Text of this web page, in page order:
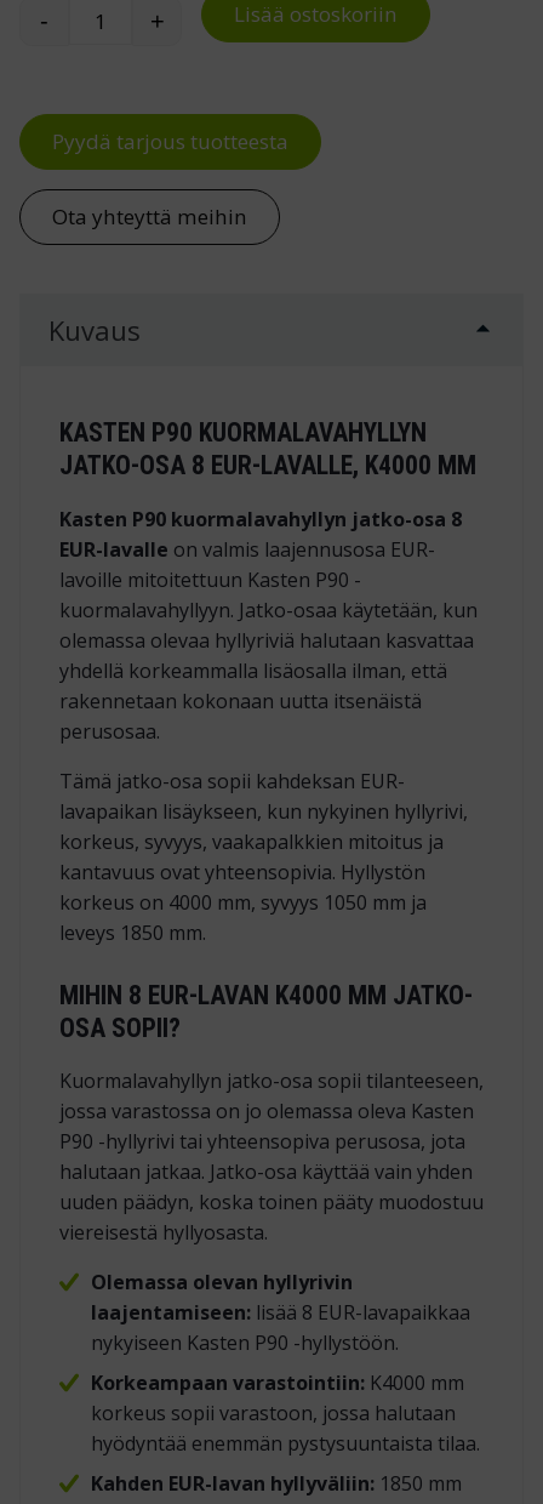
Kuormalavahyllyn jatko-osa 8 EUR-lavalle,
- + Lisää ostoskoriin
Pyydä tarjous tuotteesta
Ota yhteyttä meihin
Kuvaus
KASTEN P90 KUORMALAVAHYLLYN
JATKO-OSA 8 EUR-LAVALLE, K4000 MM
Kasten P90 kuormalavahyllyn jatko-osa 8
EUR-lavalle on valmis laajennusosa EUR-
lavoille mitoitettuun Kasten P90 -
kuormalavahyllyyn. Jatko-osaa käytetään, kun
olemassa olevaa hyllyriviä halutaan kasvattaa
yhdellä korkeammalla lisäosalla ilman, että
rakennetaan kokonaan uutta itsenäistä
perusosaa.
Tämä jatko-osa sopii kahdeksan EUR-
lavapaikan lisäykseen, kun nykyinen hyllyrivi,
korkeus, syvyys, vaakapalkkien mitoitus ja
kantavuus ovat yhteensopivia. Hyllystön
korkeus on 4000 mm, syvyys 1050 mm ja
leveys 1850 mm.
MIHIN 8 EUR-LAVAN K4000 MM JATKO-
OSA SOPII?
Kuormalavahyllyn jatko-osa sopii tilanteeseen,
jossa varastossa on jo olemassa oleva Kasten
P90 -hyllyrivi tai yhteensopiva perusosa, jota
halutaan jatkaa. Jatko-osa käyttää vain yhden
uuden päädyn, koska toinen pääty muodostuu
viereisestä hyllyosasta.
Olemassa olevan hyllyrivin
laajentamiseen:lisää 8 EUR-lavapaikkaa
nykyiseen Kasten P90 -hyllystöön.
Korkeampaan varastointiin:K4000 mm
korkeus sopii varastoon, jossa halutaan
hyödyntää enemmän pystysuuntaista tilaa.
Kahden EUR-lavan hyllyväliin:1850 mm